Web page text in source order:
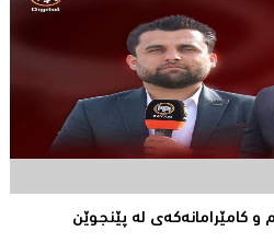
و كامێرامانه‌كه‌ی له‌ پێنجوێن